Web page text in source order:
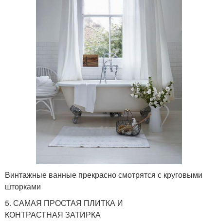
Винтажные ванные прекрасно смотрятся с круговыми
шторками
5. САМАЯ ПРОСТАЯ ПЛИТКА И
КОНТРАСТНАЯ ЗАТИРКА